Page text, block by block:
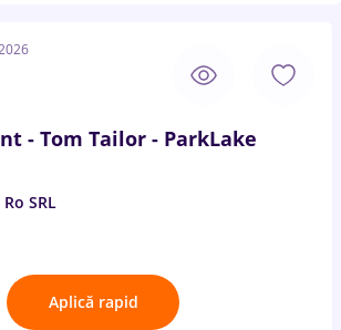
- Tom Tailor - ParkLake
SRL
Aplică rapid